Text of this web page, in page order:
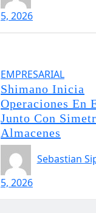
5, 2026
EMPRESARIAL
Shimano Inicia
Operaciones En
Junto Con
Almacenes
Sebastian
5, 2026